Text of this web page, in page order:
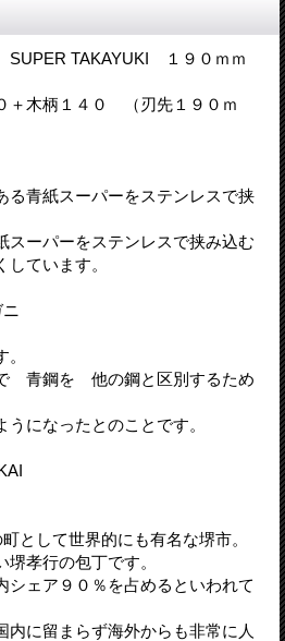
TAKAYUKI １９０ｍｍ
＋木柄１４０ （刃先１９０ｍ
青紙スーパーをステンレスで挟
ーパーをステンレスで挟み込む
ています。
青鋼を 他の鋼と区別するため
になったとのことです。
として世界的にも有名な堺市。
孝行の包丁です。
シェア９０％を占めるといわれて
内に留まらず海外からも非常に人